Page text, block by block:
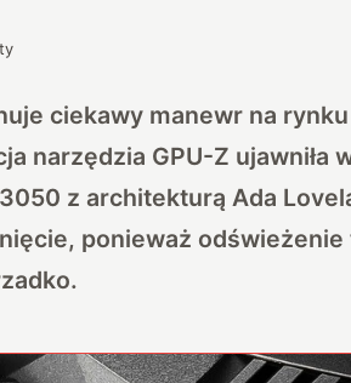
ciekawy manewr na
narzędzia GPU-Z ujawniła
z architekturą Ada
ponieważ